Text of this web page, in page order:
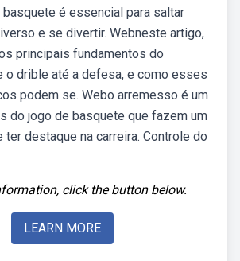
é essencial para saltar
e se divertir. Webneste artigo,
principais fundamentos do
o drible até a defesa, e como esses
podem se. Webo arremesso é um
do jogo de basquete que fazem um
destaque na carreira. Controle do
click the button below.
LEARN MORE